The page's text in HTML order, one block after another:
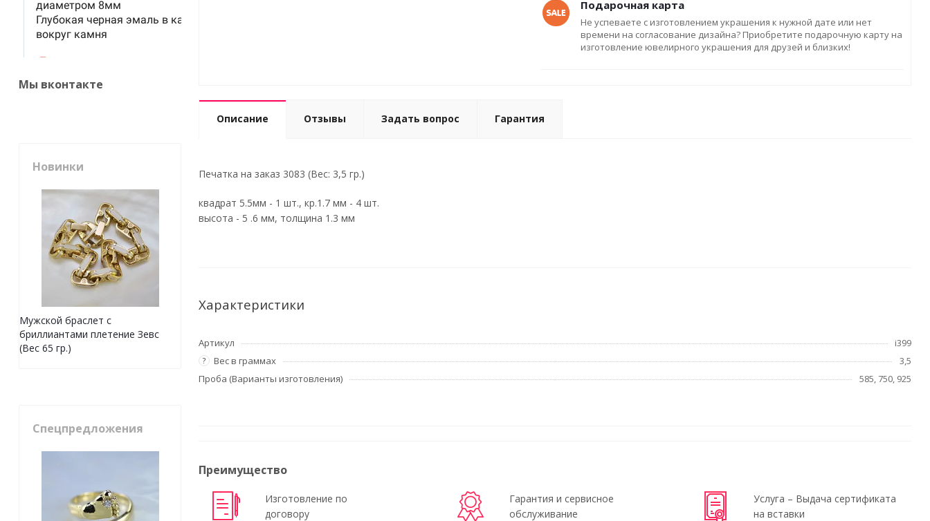
Подарочная карта
Не успеваете с изготовлением украшения к нужной дате или нет
времени на согласование дизайна? Приобретите подарочную карту на
изготовление ювелирного украшения для друзей и близких!
Описание Отзывы Задать вопрос Гарантия
Печатка на заказ 3083 (Вес: 3,5 гр.)
квадрат 5.5мм - 1 шт., кр.1.7 мм - 4 шт.
высота - 5 .6 мм, толщина 1.3 мм
Характеристики
Артикул i399
? Вес в граммах
3,5
Проба (Варианты изготовления)
585, 750, 925
Преимущество
Изготовление по
договору
Гарантия и сервисное
обслуживание
Услуга – Выдача сертификата
на вставки
Мы вконтакте
Новинки
Мужской браслет с
бриллиантами плетение Зевс
(Вес 65 гр.)
Спецпредложения